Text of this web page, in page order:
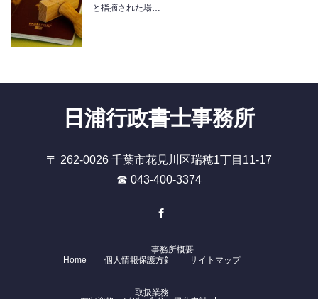
と指摘された場…
日浦行政書士事務所
〒 262-0026 千葉市花見川区瑞穂1丁目11-17
☎ 043-400-3374
Home
事務所概要
個人情報保護方針
サイトマップ
取扱業務